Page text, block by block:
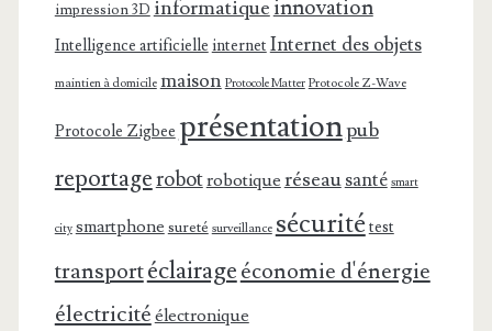
impression 3D informatiqueinnovation
Intelligence artificielle internet Internet des objets
maintien à domicile maison Protocole Matter Protocole Z-Wave
Protocole Zigbee présentationpub
reportagerobotrobotique réseausanté smart
city smartphone sureté surveillance sécuritétest
transportéclairageéconomie d'énergie
électricité électronique